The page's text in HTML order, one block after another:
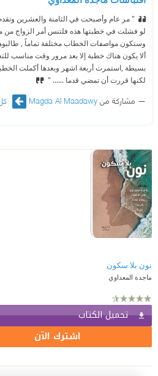
" مر عام وأصبحت في الثامنة والعشرين
لو فشلت في خطبتها هذه فلتنس أمر الزواج من
وستكون مواصفات الخطاب مختلفة تماماً ,
ألا يكون هناك خطبة إلا بعد مرور وقت مناسب
بسيطة ,استمرت أربعة اشهر وبعدها أكملت
لكنها قررت أن تمضي قدما ...... "
مشاركة منMagda Al Maadawy
نون بلا سكون
ماجدة المعداوي
تحميل الكتاب
اشترك الآن